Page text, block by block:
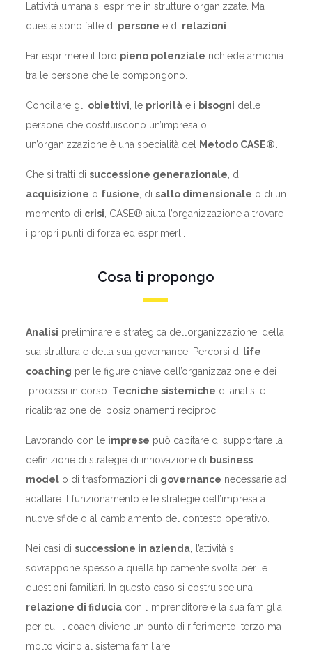
L’attività umana si esprime in strutture organizzate. Ma
queste sono fatte di persone e di relazioni
Far esprimere il loro pieno potenziale richiede armonia
tra le persone che le compongono.
Conciliare gli obiettivi , le prioritàe i bisogni delle
persone che costituiscono un’impresa o
un’organizzazione è una specialità del
Metodo CASE®.
Che si tratti di successione generazionale , di
acquisizione o fusione , di salto dimensionale o di un
momento di crisi , CASE® aiuta l’organizzazione a trovare
i propri punti di forza ed esprimerli.
Cosa ti propongo
Analisi preliminare e strategica dell’organizzazione, della
sua struttura e della sua governance. Percorsi di life
coaching per le figure chiave dell’organizzazione e dei
processi in corso. Tecniche sistemiche di analisi e
ricalibrazione dei posizionamenti reciproci.
Lavorando con le imprese può capitare di supportare la
definizione di strategie di innovazione di business
modelo di trasformazioni di governance necessarie ad
adattare il funzionamento e le strategie dell’impresa a
nuove sfide o al cambiamento del contesto operativo.
Nei casi di successione in azienda, l’attività si
sovrappone spesso a quella tipicamente svolta per le
questioni familiari. In questo caso si costruisce una
relazione di fiduciacon l’imprenditore e la sua famiglia
per cui il coach diviene un punto di riferimento, terzo ma
molto vicino al sistema familiare.